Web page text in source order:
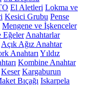
El Aletleri Lokma ve
Kesici Grubu Pense
Mengene ve İşkenceler
Eğeler Anahtarlar
Açık Ağız Anahtar
Anahtarı Yıldız
Kombine Anahtar
Keser Kargaburun
Bıçağı Iskarpela